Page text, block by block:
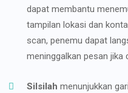
dapat membantu
tampilan lokasi dan
scan, penemu dapat
meninggalkan pesan jika
Silsilah menunjukkan